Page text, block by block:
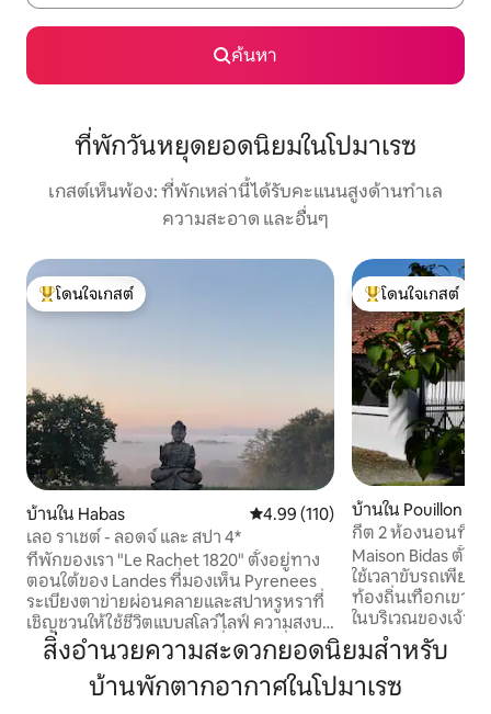
ค้นหา
ที่พักวันหยุดยอดนิยมในโปมาเรซ
เกสต์เห็นพ้อง: ที่พักเหล่านี้ได้รับคะแนนสูงด้านทำเล
ความสะอาด และอื่นๆ
โดนใจเกสต์ที่สุด
โดนใจเกสต์
บ้านใน Habas คะแนนเฉลี่ย 4.99 จาก 5, 110 รีวิว
4.99 (110)
เลอ ราเชต์ - ลอดจ์ และ สปา 4*
ที่พักของเรา "Le Rachet 1820" ตั้งอยู่ทาง
ตอนใต้ของ Landes ที่มองเห็น Pyrenees
ระเบียงตาข่ายผ่อนคลายและสปาหรูหราที่
เชิญชวนให้ใช้ชีวิตแบบสโลว์ไลฟ์ ความสงบ
การผ่อนคลายการตัดการเชื่อมต่อเพื่อ
ให้การเข้าพักของคุณเป็นประสบการณ์ที่น่า
จดจำ Le Rachet 1820 เป็นโรงนาที่ได้รับการ
โดนใจเกสต์ที่สุด
โดนใจเกสต์
บ้านใน Pouillon
กีต 2 ห้องนอนที่มีเ
4/6 คน
Maison Bidas ตั้ง
ใช้เวลาขับรถเพียง
ท้องถิ่นเทือกเขา
ในบริเวณของเจ้า
ไร่องุ่นหลายเอเค
gîte ตั้งอยู่ภายในอ
ย้อนกลับไปหลายร้
กับสิ่งใหม่เพื่อมอ
สิ่งอำนวยความสะดวกยอดนิยมสำหรับ
บ้านพักตากอากาศในโปมาเรซ